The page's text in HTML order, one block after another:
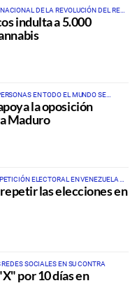
DE LA REVOLUCIÓN DEL REY
indulta a 5.000
EN TODO EL MUNDO SE
DEMOCRACIA Y EN CONTRA DE
la oposición
Maduro
ELECTORAL EN VENEZUELA Y
las elecciones en
SOCIALES EN SU CONTRA
por 10 días en